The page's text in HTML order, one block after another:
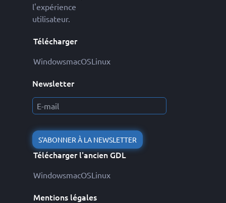
l'expérience
utilisateur.
Télécharger
WindowsmacOSLinux
Newsletter
S'ABONNER À LA NEWSLETTER
Télécharger l'ancien GDL
WindowsmacOSLinux
Mentions légales